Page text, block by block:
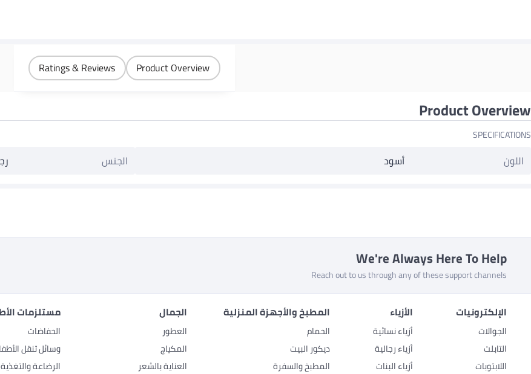
Product Overview
Ratings & Reviews
Product Overview
SPECIFICATIONS
اللون أسود الجنس
We're Always Here To Help
Reach out to us through any of these support channels
الإلكترونيات
الجوالات
التابلت
اللابتوبات
الأزياء
أزياء نسائية
أزياء رجالية
أزياء البنات
المطبخ والأجهزة المنزلية
الحمام
ديكور البيت
المطبخ والسفرة
الجمال
العطور
المكياج
العناية بالشعر
مستلزمات
الحفاضات
وسائل تنقل
الرضاعة والتغذية